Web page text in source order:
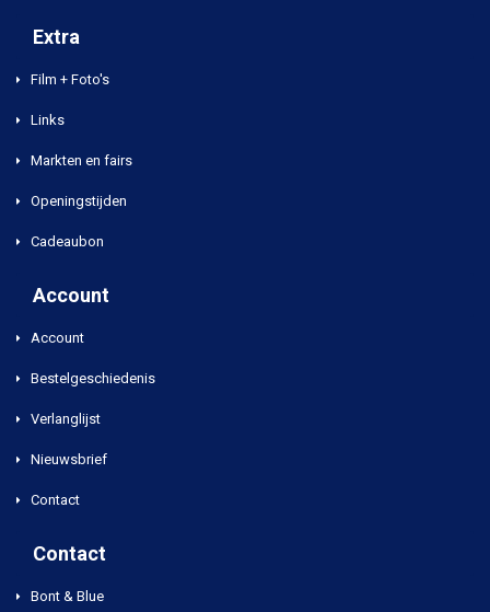
Extra
Film + Foto's
Links
Markten en fairs
Openingstijden
Cadeaubon
Account
Account
Bestelgeschiedenis
Verlanglijst
Nieuwsbrief
Contact
Contact
Bont & Blue